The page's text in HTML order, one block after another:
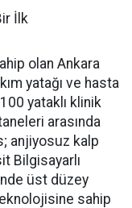
İlk
olan Ankara
yatağı ve hasta
yataklı klinik
arasında
anjiyosuz kalp
Bilgisayarlı
üst düzey
sahip